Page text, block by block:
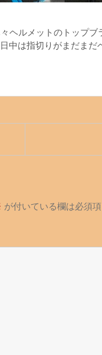
ヘルメットのトップブ
中は指切りがまだまだ
が付いている欄は必須